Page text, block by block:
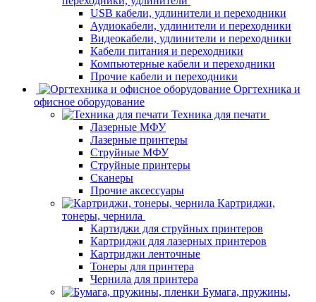
USB кабели, удлинители и переходники
Аудиокабели, удлинители и переходники
Видеокабели, удлинители и переходники
Кабели питания и переходники
Компьютерные кабели и переходники
Прочие кабели и переходники
Оргтехника и
офисное оборудование
Техника для печати
Лазерные МФУ
Лазерные принтеры
Струйные МФУ
Струйные принтеры
Сканеры
Прочие аксессуары
Картриджи,
тонеры, чернила
Картиджи для струйных принтеров
Картриджи для лазерных принтеров
Картриджи ленточные
Тонеры для принтера
Чернила для принтера
Бумага, пружины,